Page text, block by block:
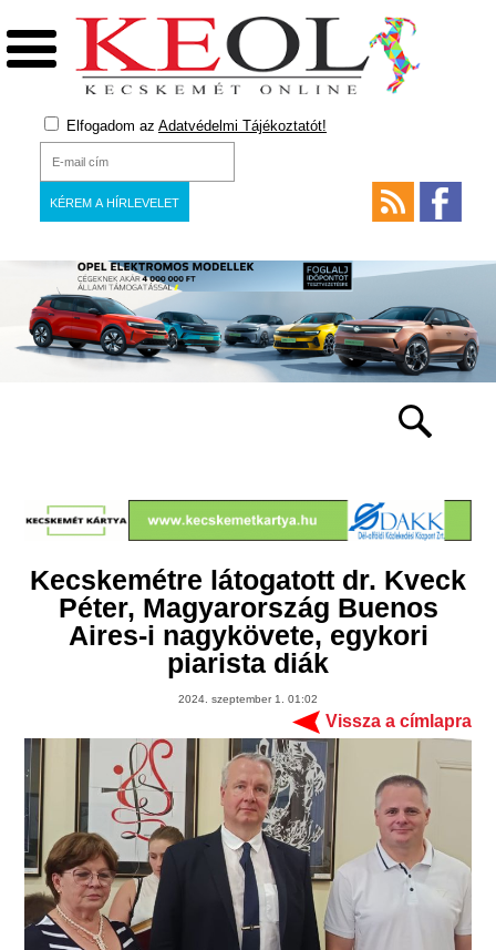
Elfogadom az Adatvédelmi Tájékoztatót!
Kecskemétre látogatott dr. Kveck
Péter, Magyarország Buenos
Aires-i nagykövete, egykori
piarista diák
2024. szeptember 1. 01:02
Vissza a címlapra